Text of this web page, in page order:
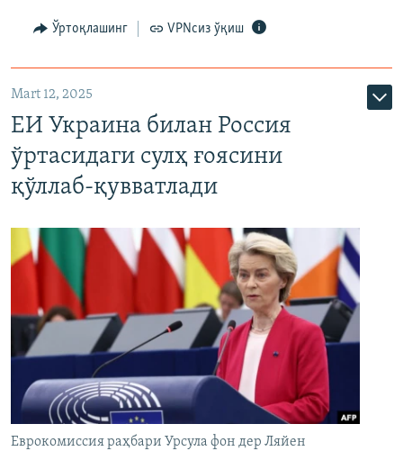
Ўртоқлашинг VPNсиз ўқиш
Mart 12, 2025
ЕИ Украина билан Россия
ўртасидаги сулҳ ғоясини
қўллаб-қувватлади
Еврокомиссия раҳбари Урсула фон дер Ляйен